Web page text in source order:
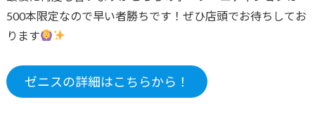
500本限定なので早い者勝ちです！ぜひ店頭でお待ちしてお
ります
ゼニスの詳細はこちらから！